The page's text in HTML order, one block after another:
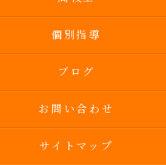
個別指導
ブログ
お問い合わせ
サイトマップ